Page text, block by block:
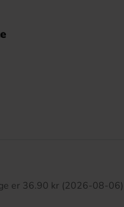
er 36.90 kr (2026-08-06)